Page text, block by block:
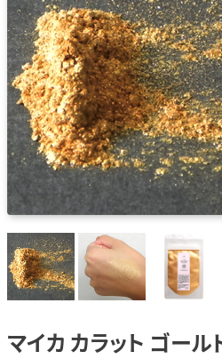
マイカ カラット ゴール